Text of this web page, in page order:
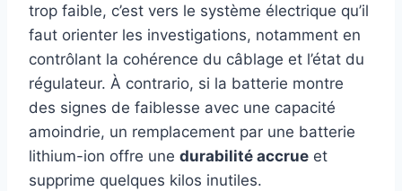
trop faible, c’est vers le système électrique qu’il
faut orienter les investigations, notamment en
contrôlant la cohérence du câblage et l’état du
régulateur. À contrario, si la batterie montre
des signes de faiblesse avec une capacité
amoindrie, un remplacement par une batterie
lithium-ion offre une durabilité accrue et
supprime quelques kilos inutiles.